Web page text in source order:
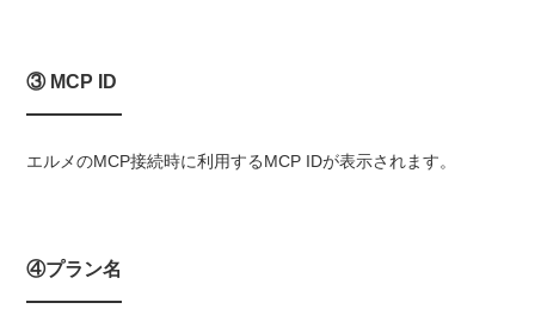
③ MCP ID
エルメのMCP接続時に利用するMCP IDが表示されます。
④プラン名